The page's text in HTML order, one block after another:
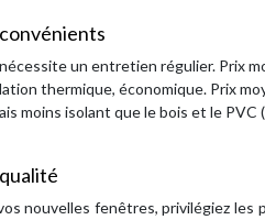
un entretien régulier. Prix
thermique, économique. Prix
moins isolant que le bois et le
nouvelles fenêtres, privilégiez